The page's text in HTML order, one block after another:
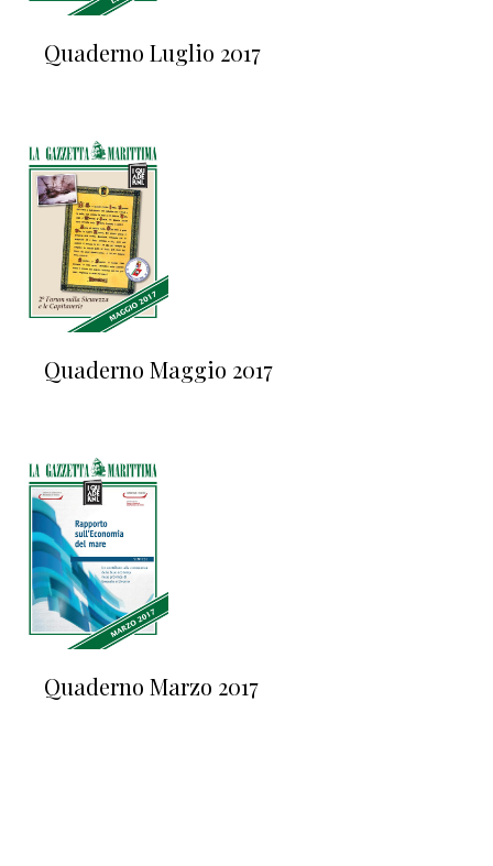
Quaderno Luglio 2017
Quaderno Maggio 2017
Quaderno Marzo 2017